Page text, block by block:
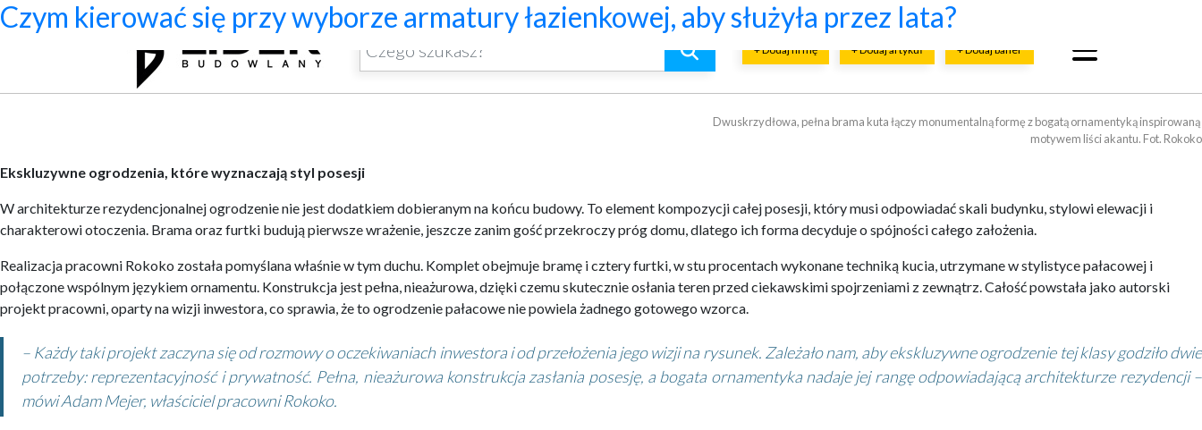
+ Dodaj firmę + Dodaj artykuł + Dodaj baner
Archiwa
Ekskluzywne ogrodzenia z pałacowym rozmachem
Dwuskrzydłowa, pełna brama kuta łączy monumentalną formę z bogatą ornamentyką inspirowaną
motywem liści akantu. Fot. Rokoko
Ekskluzywne ogrodzenia, które wyznaczają styl posesji
W architekturze rezydencjonalnej ogrodzenie nie jest dodatkiem dobieranym na końcu budowy. To element kompozycji całej posesji, który musi odpowiadać skali budynku, stylowi elewacji i
charakterowi otoczenia. Brama oraz furtki budują pierwsze wrażenie, jeszcze zanim gość przekroczy próg domu, dlatego ich forma decyduje o spójności całego założenia.
Realizacja pracowni Rokoko została pomyślana właśnie w tym duchu. Komplet obejmuje bramę i cztery furtki, w stu procentach wykonane techniką kucia, utrzymane w stylistyce pałacowej i
połączone wspólnym językiem ornamentu. Konstrukcja jest pełna, nieażurowa, dzięki czemu skutecznie osłania teren przed ciekawskimi spojrzeniami z zewnątrz. Całość powstała jako autorski
projekt pracowni, oparty na wizji inwestora, co sprawia, że to ogrodzenie pałacowe nie powiela żadnego gotowego wzorca.
– Każdy taki projekt zaczyna się od rozmowy o oczekiwaniach inwestora i od przełożenia jego wizji na rysunek. Zależało nam, aby ekskluzywne ogrodzenie tej klasy godziło dwie
potrzeby: reprezentacyjność i prywatność. Pełna, nieażurowa konstrukcja zasłania posesję, a bogata ornamentyka nadaje jej rangę odpowiadającą architekturze rezydencji –
mówi Adam Mejer, właściciel pracowni Rokoko.
Program do projektowania wentylacji mechanicznej
Jak zaprojektować ścianę telewizyjną, która pasuje do całej aranżacji?
Systemy zamocowań dachów płaskich i skośnych oraz lekkiej obudowy firmy ETANCO
Dom z prefabrykatów opinie – co naprawdę warto ocenić przed budową?
Nowoczesne bramy przesuwne: wyznaczniki trwałości, bezpieczeństwa i bezawaryjności
Jak dobrać maskownicę karnisza? Praktyczny poradnik
Licznik Geigera w kontroli materiałów budowlanych i złomu
Jak ograniczyć ryzyko przestojów przy pracy maszyn geotechnicznych?
Czym kierować się przy wyborze armatury łazienkowej, aby służyła przez lata?